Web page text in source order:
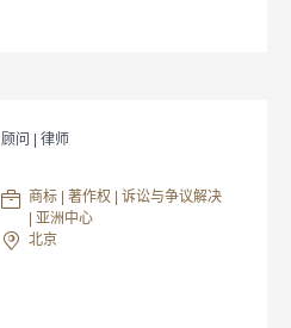
顾问 | 律师
商标 | 著作权 | 诉讼与争议解决
| 亚洲中心
北京